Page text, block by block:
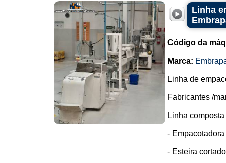
Linha
Código da
Marca:
Linha de
Fabricantes /
Linha
-
- Esteira